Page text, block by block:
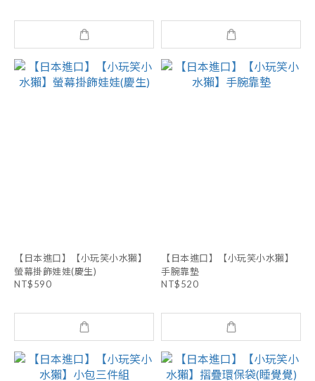
【日本進口】【小玩笑小水獺】
螢幕掛飾娃娃(慶生)
NT$590
【日本進口】【小玩笑小水獺】
手腕靠墊
NT$520